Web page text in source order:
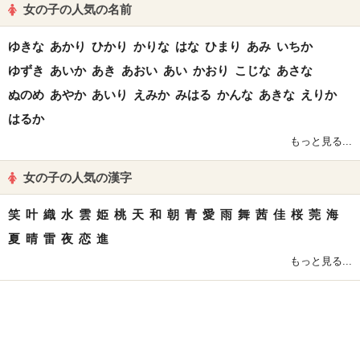
女の子の人気の名前
ゆきな あかり ひかり かりな はな ひまり あみ いちか
ゆずき あいか あき あおい あい かおり こじな あさな
ぬのめ あやか あいり えみか みはる かんな あきな えりか
はるか
もっと見る...
女の子の人気の漢字
笑 叶 織 水 雲 姫 桃 天 和 朝 青 愛 雨 舞 茜 佳 桜 莞 海
夏 晴 雷 夜 恋 進
もっと見る...